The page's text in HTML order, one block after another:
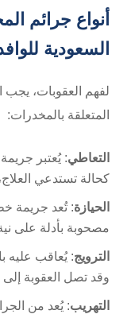
أنواع جرائم
السعودية
لفهم العقوبات، يجب
المتعلقة بالمخدرات:
التعاطي: يُعتبر
كحالة تستدعي
الحيازة: تُعد جريمة
مصحوبة بأدلة على
الترويج
وقد تصل العقوبة إلى
التهريب: يُعد من